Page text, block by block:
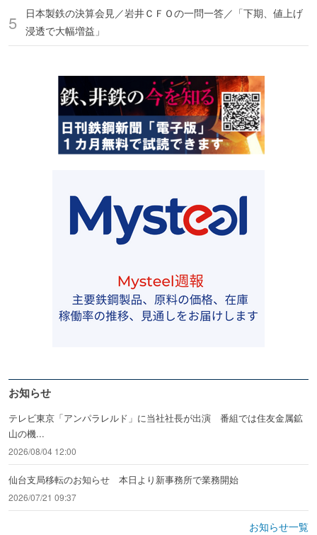
日本製鉄の決算会見／岩井ＣＦＯの一問一答／「下期、値上げ
浸透で大幅増益」
お知らせ
テレビ東京「アンパラレルド」に当社社長が出演 番組では住友金属鉱
山の機...
2026/08/04 12:00
仙台支局移転のお知らせ 本日より新事務所で業務開始
2026/07/21 09:37
お知らせ一覧